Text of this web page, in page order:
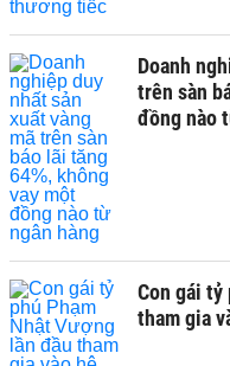
Doanh
trên sàn
đồng nào
Con gái tỷ
tham gia